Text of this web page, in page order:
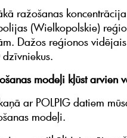
ražošanas
(Wielkopolskie)
Dažos reģionos
modeļi kļūst arvien
ar POLPIG datiem
modeļi.